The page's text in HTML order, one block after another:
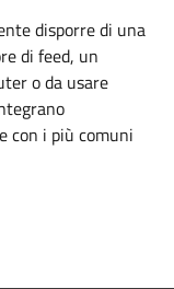
disporre di una
di feed, un
o da usare
con i più comuni